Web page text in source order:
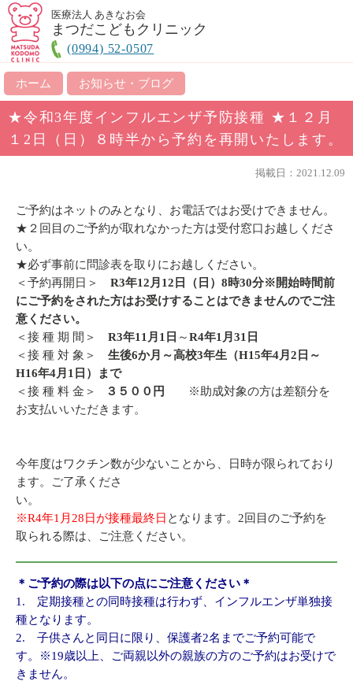
医療法人 あきなお会
まつだこどもクリニック
(0994) 52-0507
ホーム お知らせ・ブログ
★令和3年度インフルエンザ予防接種 ★１２月
１2日（日）８時半から予約を再開いたします。
掲載日：2021.12.09
ご予約はネットのみとなり、お電話ではお受けできません。
★２回目のご予約が取れなかった方は受付窓口お越しくださ
い。
★必ず事前に問診表を取りにお越しください。
＜予約再開日＞ R3年12月12 日（日）8時30分※開始時間前
にご予約をされた方はお受けすることはできませんのでご注
意ください。
＜接 種 期 間＞ R3年11月1日 ～R4年1月31日
＜接 種 対 象＞ 生後6か月～高校3年生（H15年4月2日～
H16年4月1日）まで
＜接 種 料 金＞
３５００円
※助成対象の方は差額分を
お支払いいただきます。
今年度はワクチン数が少ないことから、日時が限られており
ます。ご了承くださ
い
※R4年1月28日が接種最終日 となります。2回目のご予約を
取られる際は、ご注意ください。
＊ご予約の際は以下の点にご注意ください＊
1. 定期接種との同時接種は行わず、インフルエンザ単独接
種となります。
2. 子供さんと同日に限り、保護者2名までご予約可能で
す。※19歳以上、ご両親以外の親族の方のご予約はお受けで
きません。